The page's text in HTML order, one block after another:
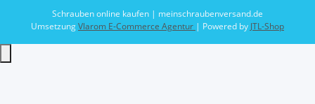
Schrauben online kaufen | meinschraubenversand.de
UmsetzungVlarom E-Commerce Agentur | Powered by JTL-Shop